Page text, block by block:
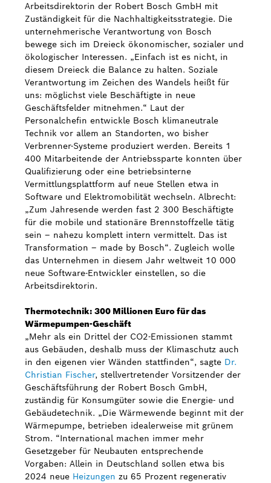
Arbeitsdirektorin der Robert Bosch GmbH mit
Zuständigkeit für die Nachhaltigkeitsstrategie. Die
unternehmerische Verantwortung von Bosch
bewege sich im Dreieck ökonomischer, sozialer und
ökologischer Interessen. „Einfach ist es nicht, in
diesem Dreieck die Balance zu halten. Soziale
Verantwortung im Zeichen des Wandels heißt für
uns: möglichst viele Beschäftigte in neue
Geschäftsfelder mitnehmen.“ Laut der
Personalchefin entwickle Bosch klimaneutrale
Technik vor allem an Standorten, wo bisher
Verbrenner-Systeme produziert werden. Bereits 1
400 Mitarbeitende der Antriebssparte konnten über
Qualifizierung oder eine betriebsinterne
Vermittlungsplattform auf neue Stellen etwa in
Software und Elektromobilität wechseln. Albrecht:
„Zum Jahresende werden fast 2 300 Beschäftigte
für die mobile und stationäre Brennstoffzelle tätig
sein – nahezu komplett intern vermittelt. Das ist
Transformation – made by Bosch“. Zugleich wolle
das Unternehmen in diesem Jahr weltweit 10 000
neue Software-Entwickler einstellen, so die
Arbeitsdirektorin.
Thermotechnik: 300 Millionen Euro für das
Wärmepumpen-Geschäft
„Mehr als ein Drittel der CO2-Emissionen stammt
aus Gebäuden, deshalb muss der Klimaschutz auch
in den eigenen vier Wänden stattfinden“, sagte Dr.
Christian Fischer, stellvertretender Vorsitzender der
Geschäftsführung der Robert Bosch GmbH,
zuständig für Konsumgüter sowie die Energie- und
Gebäudetechnik. „Die Wärmewende beginnt mit der
Wärmepumpe, betrieben idealerweise mit grünem
Strom. “International machen immer mehr
Gesetzgeber für Neubauten entsprechende
Vorgaben: Allein in Deutschland sollen etwa bis
2024 neue Heizungen zu 65 Prozent regenerativ